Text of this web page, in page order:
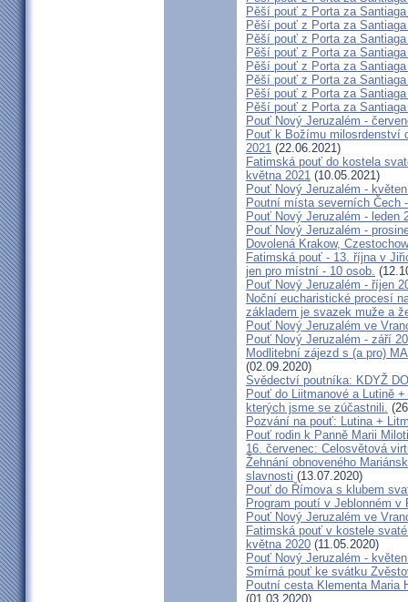
Pěší pouť z Porta za
Pěší pouť z Porta za
Pěší pouť z Porta za
Pěší pouť z Porta za
Pěší pouť z Porta za
Pěší pouť z Porta za
Pěší pouť z Porta za
Pěší pouť z Porta za
Pouť Nový Jeruzalém -
Pouť k Božímu milosrdenství
2021 (22.06.2021)
Fatimská pouť do kostela
května 2021 (10.05.2021)
Pouť Nový Jeruzalém -
Poutní místa severních Čech
Pouť Nový Jeruzalém - leden
Pouť Nový Jeruzalém -
Dovolená Krakow,
Fatimská pouť - 13. října v
jen pro místní - 10 osob.
Pouť Nový Jeruzalém - říjen
Noční eucharistické procesí
základem je svazek muže a
Pouť Nový Jeruzalém ve
Pouť Nový Jeruzalém - září
Modlitební zájezd s (a pro)
(02.09.2020)
Svědectví poutníka: KDYŽ
Pouť do Liitmanové a Lutině
kterých jsme se zúčastnili.
Pozvání na pouť: Lutina +
Pouť rodin k Panně Marii
16. červenec: Celosvětová
Žehnání obnoveného
slavnosti (13.07.2020)
Pouť do Římova s klubem
Program poutí v Jeblonném v
Pouť Nový Jeruzalém ve
Fatimská pouť v kostele
května 2020 (11.05.2020)
Pouť Nový Jeruzalém -
Smírná pouť ke svátku
Poutní cesta Klementa Maria
(01.03.2020)